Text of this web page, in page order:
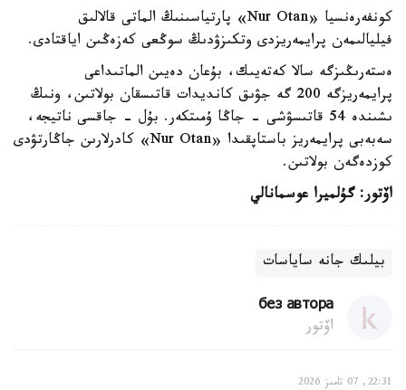
كونفەرەنسيا «Nur Otan» پارتياسىنىڭ الماتى قالالىق
فيليالىمەن پرايمەريزدى وتكىزۋدىڭ سوڭعى كەزەڭىن اياقتادى.
ەستەرىڭىزگە سالا كەتەيىك، بۇعان دەيىن الماتىداعى
پرايمەريزگە 200 گە جۋىق كانديدات قاتىسقان بولاتىن، ونىڭ
ىشىندە 54 قاتىسۋشى - جاڭا ۇمىتكەر. بۇل - جاقسى ناتيجە،
سەبەبى پرايمەريز باستاپقىدا «Nur Otan» كادرلارىن جاڭارتۋدى
كوزدەگەن بولاتىن.
اۆتور: گۇلميرا عوسمانالي
بيلىك جانە ساياسات
без автора
اۆتور
22:31, 07 تامىز 2026